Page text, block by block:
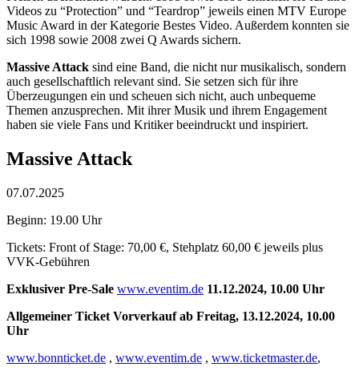
Videos zu “Protection” und “Teardrop” jeweils einen MTV Europe
Music Award in der Kategorie Bestes Video. Außerdem konnten sie
sich 1998 sowie 2008 zwei Q Awards sichern.
Massive Attack sind eine Band, die nicht nur musikalisch, sondern
auch gesellschaftlich relevant sind. Sie setzen sich für ihre
Überzeugungen ein und scheuen sich nicht, auch unbequeme
Themen anzusprechen. Mit ihrer Musik und ihrem Engagement
haben sie viele Fans und Kritiker beeindruckt und inspiriert.
Massive Attack
07.07.2025
Beginn: 19.00 Uhr
Tickets: Front of Stage: 70,00 €, Stehplatz 60,00 € jeweils plus
VVK-Gebühren
Exklusiver Pre-Sale www.eventim.de 11.12.2024, 10.00 Uhr
Allgemeiner Ticket Vorverkauf ab Freitag, 13.12.2024, 10.00
Uhr
www.bonnticket.de , www.eventim.de , www.ticketmaster.de,